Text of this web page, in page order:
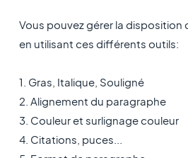
Vous pouvez gérer la disposition
en utilisant ces différents outils:
1. Gras, Italique, Souligné
2. Alignement du paragraphe
3. Couleur et surlignage couleur
4. Citations, puces...